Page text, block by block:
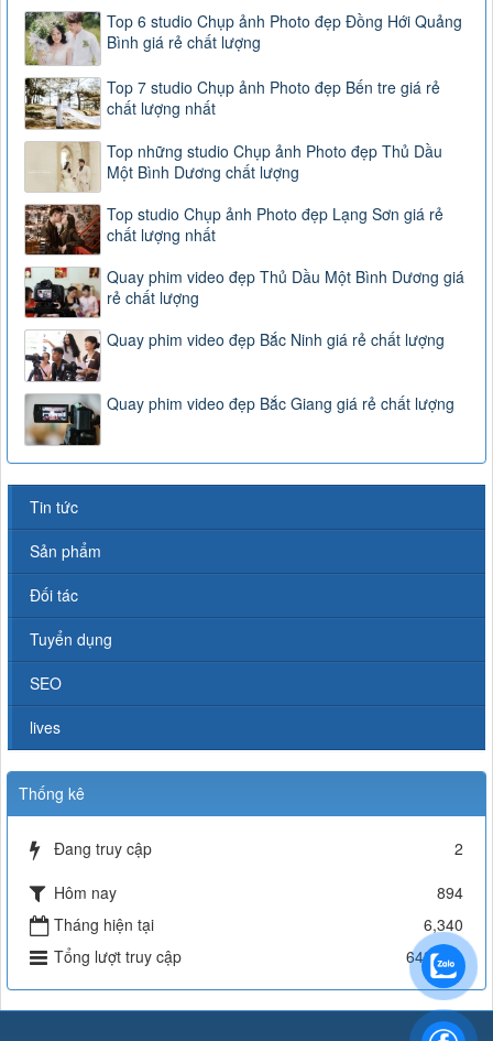
Top 6 studio Chụp ảnh Photo đẹp Đồng Hới Quảng
Bình giá rẻ chất lượng
Top 7 studio Chụp ảnh Photo đẹp Bến tre giá rẻ
chất lượng nhất
Top những studio Chụp ảnh Photo đẹp Thủ Dầu
Một Bình Dương chất lượng
Top studio Chụp ảnh Photo đẹp Lạng Sơn giá rẻ
chất lượng nhất
Quay phim video đẹp Thủ Dầu Một Bình Dương giá
rẻ chất lượng
Quay phim video đẹp Bắc Ninh giá rẻ chất lượng
Quay phim video đẹp Bắc Giang giá rẻ chất lượng
Tin tức
Sản phẩm
Đối tác
Tuyển dụng
SEO
lives
Thống kê
Đang truy cập
2
Hôm nay
894
Tháng hiện tại
6,340
Tổng lượt truy cập
643,171